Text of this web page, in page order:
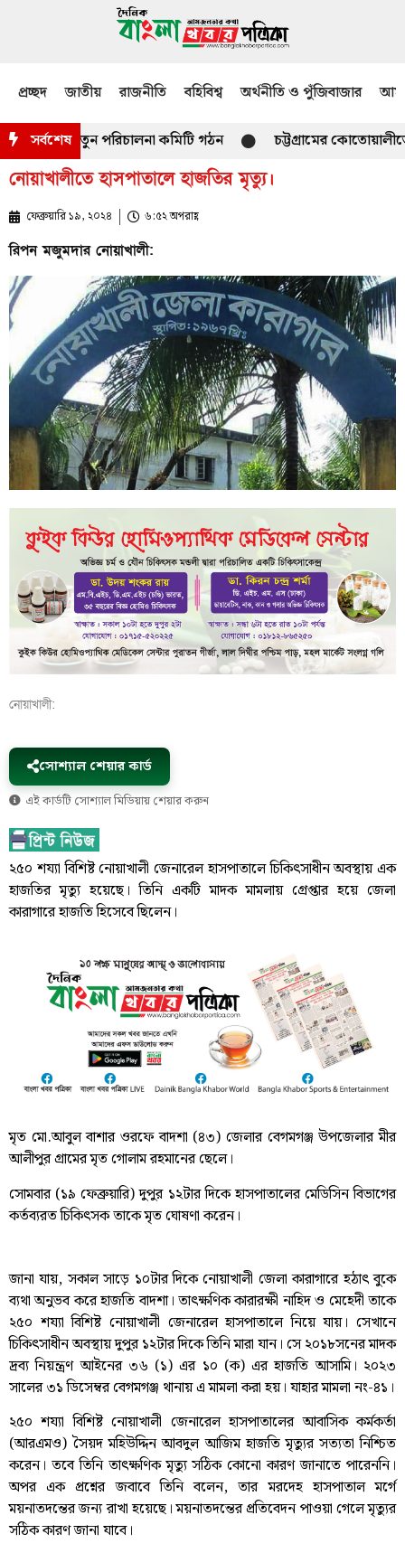
প্রচ্ছদ জাতীয় রাজনীতি বহিবিশ্ব অর্থনীতি ও পুঁজিবাজার
সর্বশেষনতুন পরিচালনা কমিটি গঠন চট্টগ্রামের কোতোয়ালীতে
নোয়াখালীতে হাসপাতালে হাজতির মৃত্যু।
ফেব্রুয়ারি ১৯, ২০২৪ ৬:৫২ অপরাহ্ণ
রিপন মজুমদার নোয়াখালী:
নোয়াখালী:
সোশ্যাল শেয়ার কার্ড
এই কার্ডটি সোশ্যাল মিডিয়ায় শেয়ার করুন
২৫০ শয্যা বিশিষ্ট নোয়াখালী জেনারেল হাসপাতালে চিকিৎসাধীন অবস্থায় এক
হাজতির মৃত্যু হয়েছে। তিনি একটি মাদক মামলায় গ্রেপ্তার হয়ে জেলা
কারাগারে হাজতি হিসেবে ছিলেন।
মৃত মো.আবুল বাশার ওরফে বাদশা (৪৩) জেলার বেগমগঞ্জ উপজেলার মীর
আলীপুর গ্রামের মৃত গোলাম রহমানের ছেলে।
সোমবার (১৯ ফেব্রুয়ারি) দুপুর ১২টার দিকে হাসপাতালের মেডিসিন বিভাগের
কর্তব্যরত চিকিৎসক তাকে মৃত ঘোষণা করেন।
জানা যায়, সকাল সাড়ে ১০টার দিকে নোয়াখালী জেলা কারাগারে হঠাৎ বুকে
ব্যথা অনুভব করে হাজতি বাদশা। তাৎক্ষণিক কারারক্ষী নাহিদ ও মেহেদী তাকে
২৫০ শয্যা বিশিষ্ট নোয়াখালী জেনারেল হাসপাতালে নিয়ে যায়। সেখানে
চিকিৎসাধীন অবস্থায় দুপুর ১২টার দিকে তিনি মারা যান। সে ২০১৮সনের মাদক
দ্রব্য নিয়ন্ত্রণ আইনের ৩৬ (১) এর ১০ (ক) এর হাজতি আসামি। ২০২৩
সালের ৩১ ডিসেম্বর বেগমগঞ্জ থানায় এ মামলা করা হয়। যাহার মামলা নং-৪১।
২৫০ শয্যা বিশিষ্ট নোয়াখালী জেনারেল হাসপাতালের আবাসিক কর্মকর্তা
(আরএমও) সৈয়দ মহিউদ্দিন আবদুল আজিম হাজতি মৃত্যুর সত্যতা নিশ্চিত
করেন। তবে তিনি তাৎক্ষণিক মৃত্যু সঠিক কোনো কারণ জানাতে পারেননি।
অপর এক প্রশ্নের জবাবে তিনি বলেন, তার মরদেহ হাসপাতাল মর্গে
ময়নাতদন্তের জন্য রাখা হয়েছে। ময়নাতদন্তের প্রতিবেদন পাওয়া গেলে মৃত্যুর
সঠিক কারণ জানা যাবে।